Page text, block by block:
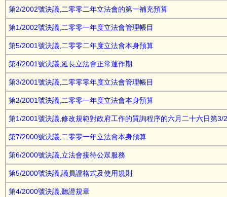
第2/2002號決議,二零零二年立法會的第一補充預算
第1/2002號決議,二零零一年度立法會管理帳目
第5/2001號決議,二零零二年度立法會本身預算
第4/2001號決議,延長立法會正常運作期
第3/2001號決議,二零零零年度立法會管理帳目
第2/2001號決議,二零零一年度立法會本身預算
第1/2001號決議,修改規範對政府工作的質詢程序的六月二十六日第3/
第7/2000號決議,二零零一年立法會本身預算
第6/2000號決議,立法會接待公眾服務
第5/2000號決議,議員證格式及使用規則
第4/2000號決議,聽證規章